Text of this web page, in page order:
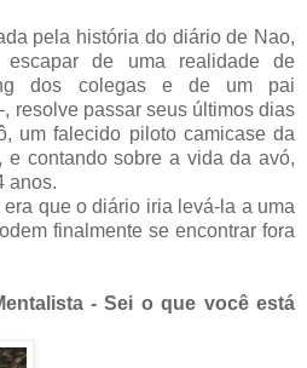
pela história do diário de Nao,
de uma realidade de
dos colegas e de um pai
resolve passar seus últimos dias
um falecido piloto camicase da
e contando sobre a vida da avó,
anos.
que o diário iria levá-la a uma
finalmente se encontrar fora
- Sei o que você está